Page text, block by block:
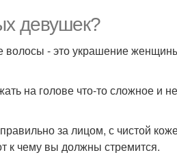
девушек?
- это украшение
на голове что-то сложное и
за лицом, с чистой
к чему вы должны стремится.